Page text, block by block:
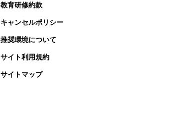
教育研修約款
キャンセルポリシー
推奨環境について
サイト利用規約
サイトマップ